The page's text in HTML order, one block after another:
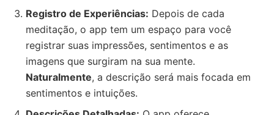
Registro de Experiências: Depois de cada
meditação, o app tem um espaço para você
registrar suas impressões, sentimentos e as
imagens que surgiram na sua mente.
Naturalmente, a descrição será mais focada em
sentimentos e intuições.